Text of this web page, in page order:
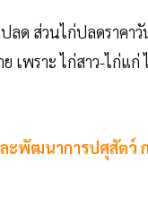
ด ส่วนไก่ปลดราคา
พราะ ไก่สาว-ไก่แก่
ละพัฒนาการปศุสัตว์